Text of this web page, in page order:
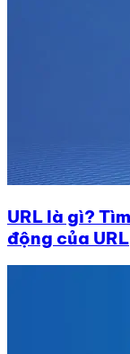
URL là gì?
động của URL